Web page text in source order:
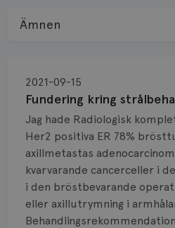
Fundering kring
2021-09-15
Jag hade Radiologisk
Her2 positiva ER 78%
axillmetastas
kvarvarande cancerceller i
i den bröstbevarande
eller axillutrymning i
Ämnen
Biopsi
Biverkningar
Bröstvårta
Knöl
Läkemedel